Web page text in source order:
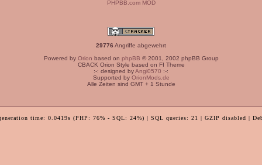
PHPBB.com MOD
29776 Angriffe abgewehrt
Powered by Orion based on phpBB © 2001, 2002 phpBB Group
CBACK Orion Style based on FI Theme
:-: designed byAngi0570 :-:
Supported by OrionMods.de
Alle Zeiten sind GMT + 1 Stunde
time: 0.0419s (PHP: 76% - SQL: 24%) | SQL queries: 21 | GZIP disabled |